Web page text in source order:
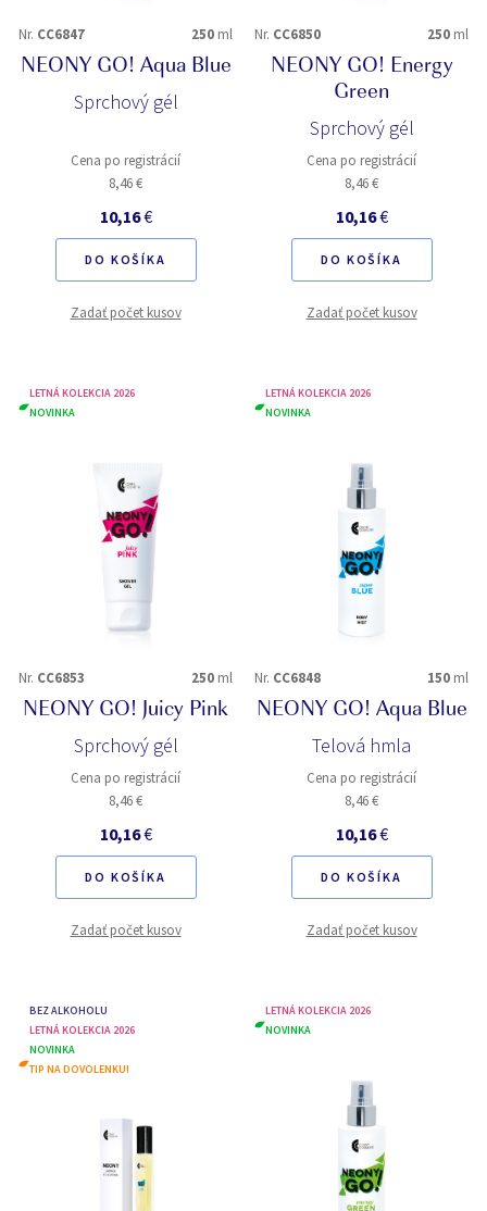
Nr. CC6847 250 ml
NEONY GO! Aqua Blue
Sprchový gél
Cena po registrácií
8,46 €
10,16€
DO KOŠÍKA
Zadať počet kusov
Nr. CC6850 250 ml
NEONY GO! Energy
Green
Sprchový gél
Cena po registrácií
8,46 €
10,16€
DO KOŠÍKA
Zadať počet kusov
LETNÁ KOLEKCIA 2026
NOVINKA
Nr. CC6853 250 ml
NEONY GO! Juicy Pink
Sprchový gél
Cena po registrácií
8,46 €
10,16€
DO KOŠÍKA
Zadať počet kusov
LETNÁ KOLEKCIA 2026
NOVINKA
Nr. CC6848 150 ml
NEONY GO! Aqua Blue
Telová hmla
Cena po registrácií
8,46 €
10,16€
DO KOŠÍKA
Zadať počet kusov
BEZ ALKOHOLU
LETNÁ KOLEKCIA 2026
NOVINKA
TIP NA DOVOLENKU!
LETNÁ KOLEKCIA 2026
NOVINKA